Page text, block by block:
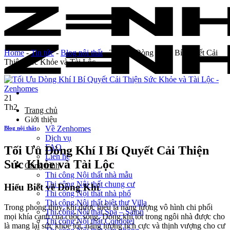
Skip
content
Trang chủ
Giới thiệu
Về Zenhomes
Dịch vụ
FAQ
Liên hệ
Công trình
Thi công Nội thất nhà mẫu
Thi công Nội thất chung cư
Thi công Nội thất nhà phố
Thi công Nội thất biệt thự Villa
Thi công Nội thất Spa – Salon
Thi công Nội thất Condotel
Home-Tin tức-Blog nội thất-Tối Ưu Dòng Khí I Bí Quyết Cải
Thiện Sức Khỏe và Tài Lộc
21
Th2
Blog nội thất
Tối Ưu Dòng Khí I Bí Quyết Cải Thiện
Sức Khỏe và Tài Lộc
Hiểu Biết về Dòng Khí
Trong phong thủy, khí được hiểu là năng lượng vô hình chi phối
mọi khía cạnh của cuộc sống. Dòng khí tốt trong ngôi nhà được cho
là mang lại sức khỏetốt,năng lượng tích cực và thịnh vượng cho cư